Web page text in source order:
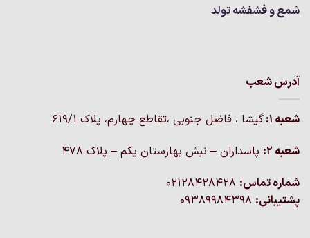
شمع و فشفشه تولد
آدرس شعب
شعبه 1:
گيشا ، فاضل جنوبی ،تقاطع چهارم، پلاک 619/1
شعبه 2:
پاسداران – نبش بهارستان یکم – پلاک ۴۷۸
شماره تماس:
پشتیبانی: